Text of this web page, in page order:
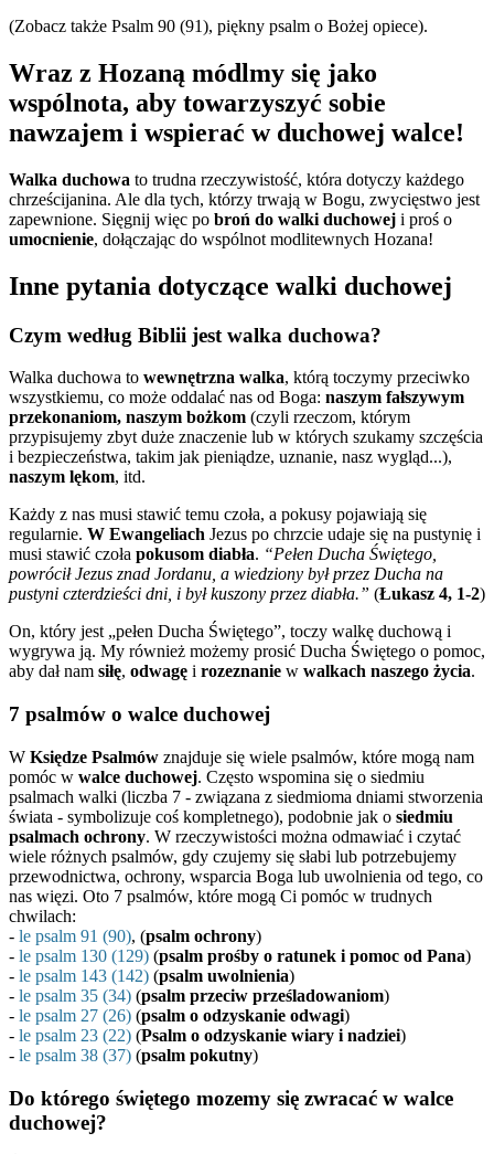
(Zobacz także Psalm 90 (91), piękny psalm o Bożej opiece).
Wraz z Hozaną módlmy się jako
wspólnota, aby towarzyszyć sobie
nawzajem i wspierać w duchowej walce!
Walka duchowa to trudna rzeczywistość, która dotyczy każdego
chrześcijanina. Ale dla tych, którzy trwają w Bogu, zwycięstwo jest
zapewnione. Sięgnij więc po broń do walki duchowej i proś o
umocnienie, dołączając do wspólnot modlitewnych Hozana!
Inne pytania dotyczące walki duchowej
Czym według Biblii jest walka duchowa?
Walka duchowa to wewnętrzna walka, którą toczymy przeciwko
wszystkiemu, co może oddalać nas od Boga: naszym fałszywym
przekonaniom, naszym bożkom (czyli rzeczom, którym
przypisujemy zbyt duże znaczenie lub w których szukamy szczęścia
i bezpieczeństwa, takim jak pieniądze, uznanie, nasz wygląd...),
naszym lękom, itd.
Każdy z nas musi stawić temu czoła, a pokusy pojawiają się
regularnie. W Ewangeliach Jezus po chrzcie udaje się na pustynię i
musi stawić czoła pokusom diabła. “Pełen Ducha Świętego,
powrócił Jezus znad Jordanu, a wiedziony był przez Ducha na
pustyni czterdzieści dni, i był kuszony przez diabła.” (Łukasz 4, 1-2)
On, który jest „pełen Ducha Świętego”, toczy walkę duchową i
wygrywa ją. My również możemy prosić Ducha Świętego o pomoc,
aby dał nam siłę, odwagę i rozeznanie w walkach naszego życia.
7 psalmów o walce duchowej
W Księdze Psalmów znajduje się wiele psalmów, które mogą nam
pomóc w walce duchowej. Często wspomina się o siedmiu
psalmach walki (liczba 7 - związana z siedmioma dniami stworzenia
świata - symbolizuje coś kompletnego), podobnie jak o siedmiu
psalmach ochrony. W rzeczywistości można odmawiać i czytać
wiele różnych psalmów, gdy czujemy się słabi lub potrzebujemy
przewodnictwa, ochrony, wsparcia Boga lub uwolnienia od tego, co
nas więzi. Oto 7 psalmów, które mogą Ci pomóc w trudnych
chwilach:
- le psalm 91 (90), (psalm ochrony)
- le psalm 130 (129) (psalm prośby o ratunek i pomoc od Pana)
- le psalm 143 (142) (psalm uwolnienia)
- le psalm 35 (34) (psalm przeciw prześladowaniom)
- le psalm 27 (26) (psalm o odzyskanie odwagi)
- le psalm 23 (22) (Psalm o odzyskanie wiary i nadziei)
- le psalm 38 (37) (psalm pokutny)
Do którego świętego mozemy się zwracać w walce
duchowej?